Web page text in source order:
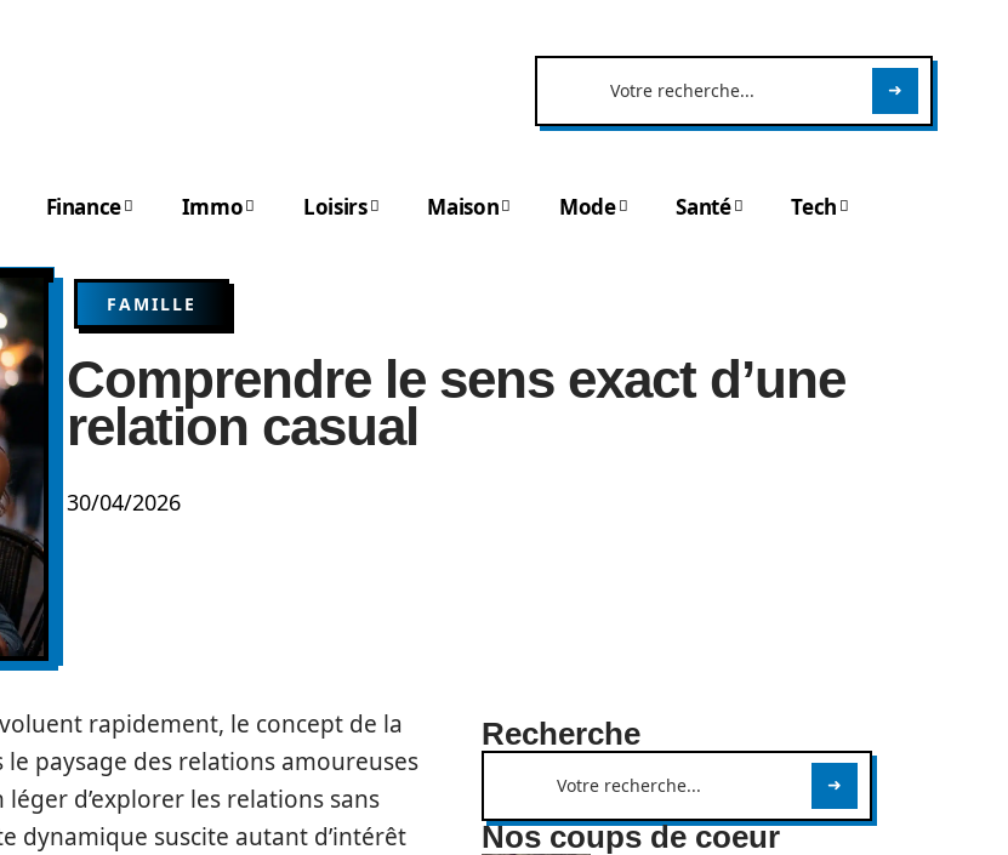
Finance Immo Loisirs Maison Mode Santé Tech
FAMILLE
Comprendre le sens exact d’une
relation casual
30/04/2026
rapidement, le concept de la
le paysage des relations amoureuses
d’explorer les relations sans
dynamique suscite autant d’intérêt
Recherche
Nos coups de coeur